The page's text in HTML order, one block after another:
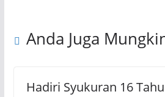
Anda Juga
Hadiri Syukuran 16